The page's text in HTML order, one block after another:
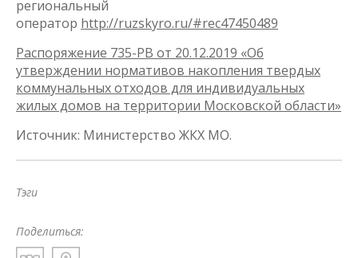
региональный
оператор http://ruzskyro.ru/#rec47450489
Распоряжение 735-РВ от 20.12.2019 «Об
утверждении нормативов накопления твердых
коммунальных отходов для индивидуальных
жилых домов на территории Московской области»
Источник: Министерство ЖКХ МО.
Тэги
Поделиться: